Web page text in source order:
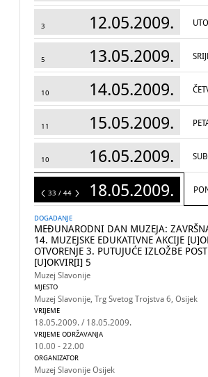
3 12.05.2009.
5 13.05.2009.
10 14.05.2009.
11 15.05.2009.
10 16.05.2009.
44 18.05.2009.
33 / 44
DOGADANJE
MEĐUNARODNI DAN MUZEJA:
14. MUZEJSKE EDUKATIVNE AKCIJE
OTVORENJE 3. PUTUJUĆE IZLOŽBE
[U]OKVIR[I] 5
Muzej Slavonije
MJESTO
Muzej Slavonije, Trg Svetog Trojstva 6, Osijek
VRIJEME
18.05.2009. / 18.05.2009.
VRIJEME ODRŽAVANJA
10.00 - 22.00
ORGANIZATOR
Muzej Slavonije Osijek